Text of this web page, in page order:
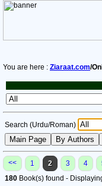
You are here : Ziaraat.com/
Search (Urdu/Roman)
<< 1 2 3 4
180 Book(s) found -